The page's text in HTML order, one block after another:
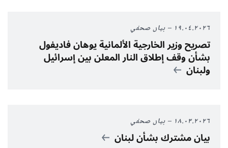
١٩.٠٤.٢٠٢٦ بيان صحفي
تصريح وزير الخارجية الألمانية يوهان فاديفول
بشأن وقف إطلاق النار المعلن بين إسرائيل
ولبنان
١٨.٠٣.٢٠٢٦ بيان صحفي
بيان مشترك بشأن لبنان